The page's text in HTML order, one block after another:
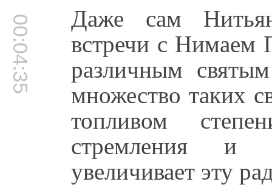
00:04:35 Даже сам
встречи с Нимаем
различным
множество таких
топливом
стремления и
увеличивает эту